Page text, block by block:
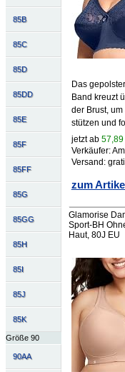
85B
85C
85D
85DD
85E
85F
85FF
85G
85GG
85H
85I
85J
85K
Größe 90
90AA
Das
Band kreuzt
der Brust,
stützen und
jetzt ab 57,89
Verkäufer:
Versand:
zum
Glamorise
Sport-BH
Haut, 80J EU